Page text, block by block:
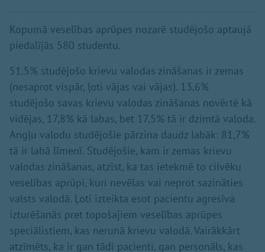
Kopumā veselības aprūpes nozarē studējošo aptaujā
piedalījās 580 studentu.
51,5% studējošo krievu valodas zināšanas ir zemas
(nesaprot vispār, ļoti vājas vai vājas). 13,6%
studējošo savas krievu valodas zināšanas novērtē kā
vidējas, 17,8% kā labas, bet 17,5% tā ir dzimtā valoda.
Angļu valodu studējošie pārzina daudz labāk: 81,7%
tā ir labā līmenī. Studējošie, kam ir zemas krievu
valodas zināšanas, atzīst, ka tas ietekmē to cilvēku
veselības aprūpi, kuri nevēlas vai neprot sazināties
valsts valodā. Ļoti izteikta esot pacientu agresīva
izturēšanās pret topošajiem veselības aprūpes
speciālistiem, kas nerunā krievu valodā. Vairākkārt
atzīmēts, ka ir gan tādi pacienti, gan personāls, kas